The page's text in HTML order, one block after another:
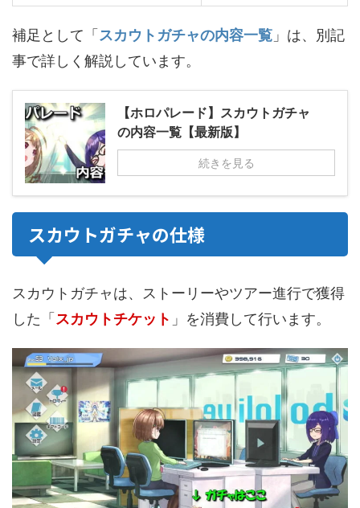
補足として「 スカウトガチャの内容一覧 」は、別記
事で詳しく解説しています。
【ホロパレード】スカウトガチャ
の内容一覧【最新版】
続きを見る
スカウトガチャの仕様
スカウトガチャは、ストーリーやツアー進行で獲得
した「 スカウトチケット 」を消費して行います。